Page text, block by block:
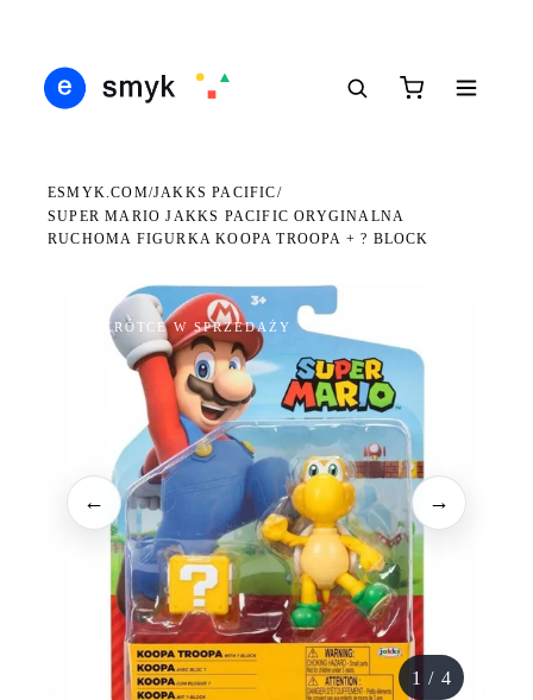
ESMYK.COM/JAKKS PACIFIC/
SUPER MARIO JAKKS PACIFIC ORYGINALNA
RUCHOMA FIGURKA KOOPA TROOPA + ? BLOCK
WKRÓTCE W SPRZEDAŻY
← →
1 / 4